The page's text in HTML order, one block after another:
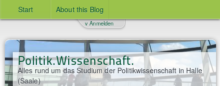
Start About this Blog
Politik.Wissenschaft.
Alles rund um das Studium der Politikwissenschaft in Halle
(Saale)
v Anmelden